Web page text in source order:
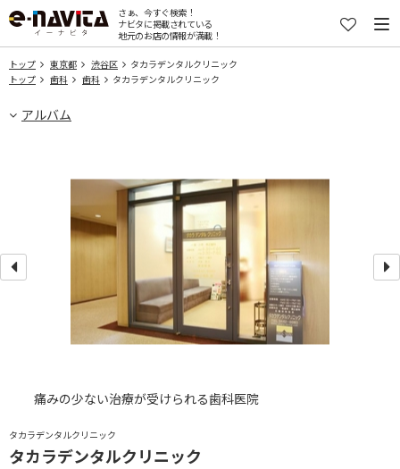
さぁ、今すぐ検索！
ナビタに掲載されている
地元のお店の情報が満載！
トップ 東京都 渋谷区
タカラデンタルクリニック
トップ
歯科 歯科 タカラデンタルクリニック
アルバム
タカラデンタルクリニック
タカラデンタルクリニック
痛みの少ない治療が受けられる歯科医院